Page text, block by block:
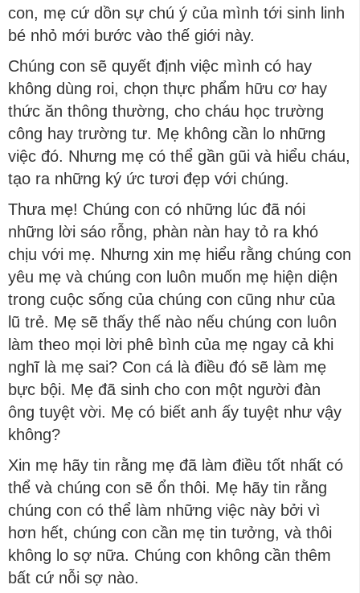
con, mẹ cứ dồn sự chú ý của mình tới sinh linh
bé nhỏ mới bước vào thế giới này.
Chúng con sẽ quyết định việc mình có hay
không dùng roi, chọn thực phẩm hữu cơ hay
thức ăn thông thường, cho cháu học trường
công hay trường tư. Mẹ không cần lo những
việc đó. Nhưng mẹ có thể gần gũi và hiểu cháu,
tạo ra những ký ức tươi đẹp với chúng.
Thưa mẹ! Chúng con có những lúc đã nói
những lời sáo rỗng, phàn nàn hay tỏ ra khó
chịu với mẹ. Nhưng xin mẹ hiểu rằng chúng con
yêu mẹ và chúng con luôn muốn mẹ hiện diện
trong cuộc sống của chúng con cũng như của
lũ trẻ. Mẹ sẽ thấy thế nào nếu chúng con luôn
làm theo mọi lời phê bình của mẹ ngay cả khi
nghĩ là mẹ sai? Con cá là điều đó sẽ làm mẹ
bực bội. Mẹ đã sinh cho con một người đàn
ông tuyệt vời. Mẹ có biết anh ấy tuyệt như vậy
không?
Xin mẹ hãy tin rằng mẹ đã làm điều tốt nhất có
thể và chúng con sẽ ổn thôi. Mẹ hãy tin rằng
chúng con có thể làm những việc này bởi vì
hơn hết, chúng con cần mẹ tin tưởng, và thôi
không lo sợ nữa. Chúng con không cần thêm
bất cứ nỗi sợ nào.